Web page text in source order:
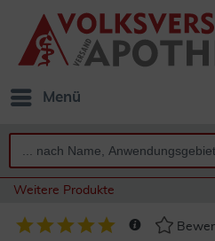
Menü
Weitere Produkte